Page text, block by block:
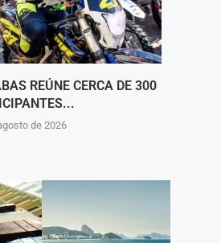
REÚNE CERCA DE 300
de 2026